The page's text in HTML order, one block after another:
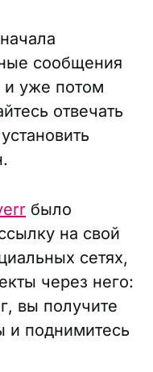
сообщения
и уже потом
отвечать
было
на свой
сетях,
через него:
вы получите
и поднимитесь